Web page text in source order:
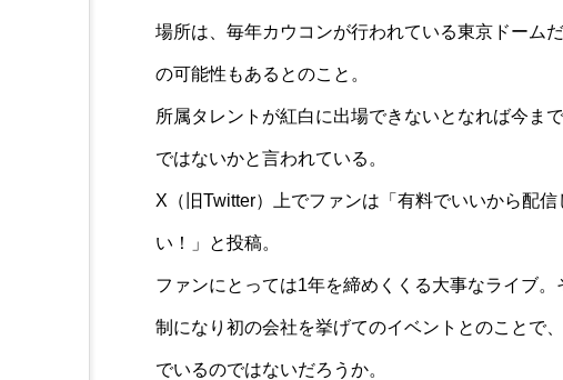
場所は、毎年カウコンが行われている東京ドーム
の可能性もあるとのこと。
所属タレントが紅白に出場できないとなれば今ま
ではないかと言われている。
X（旧Twitter）上でファンは「有料でいいから配
い！」と投稿。
ファンにとっては1年を締めくくる大事なライブ
制になり初の会社を挙げてのイベントとのことで
でいるのではないだろうか。
いいね！